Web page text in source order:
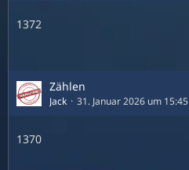
1372
Zählen
Jack 31. Januar 2026 um 15:45
1370